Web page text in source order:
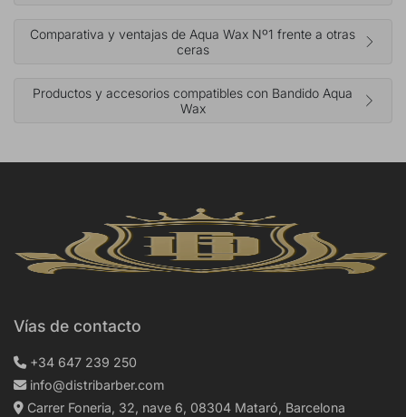
Comparativa y ventajas de Aqua Wax Nº1 frente a otras
ceras
Productos y accesorios compatibles con Bandido Aqua
Wax
Vías de contacto
+34 647 239 250
info@distribarber.com
Carrer Foneria, 32, nave 6, 08304 Mataró, Barcelona